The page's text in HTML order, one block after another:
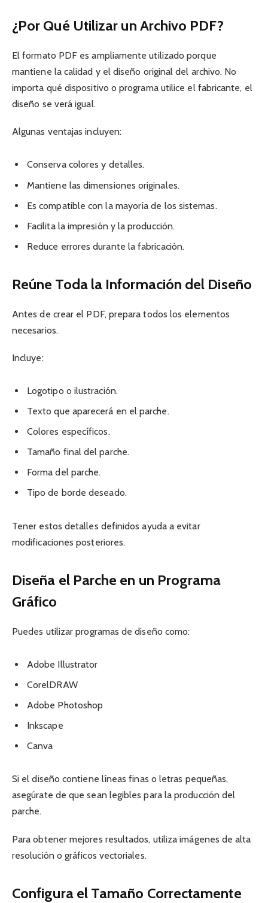
¿Por Qué Utilizar un Archivo PDF?
El formato PDF es ampliamente utilizado porque
mantiene la calidad y el diseño original del archivo. No
importa qué dispositivo o programa utilice el fabricante, el
diseño se verá igual.
Algunas ventajas incluyen:
Conserva colores y detalles.
Mantiene las dimensiones originales.
Es compatible con la mayoría de los sistemas.
Facilita la impresión y la producción.
Reduce errores durante la fabricación.
Reúne Toda la Información del Diseño
Antes de crear el PDF, prepara todos los elementos
necesarios.
Incluye:
Logotipo o ilustración.
Texto que aparecerá en el parche.
Colores específicos.
Tamaño final del parche.
Forma del parche.
Tipo de borde deseado.
Tener estos detalles definidos ayuda a evitar
modificaciones posteriores.
Diseña el Parche en un Programa
Gráfico
Puedes utilizar programas de diseño como:
Adobe Illustrator
CorelDRAW
Adobe Photoshop
Inkscape
Canva
Si el diseño contiene líneas finas o letras pequeñas,
asegúrate de que sean legibles para la producción del
parche.
Para obtener mejores resultados, utiliza imágenes de alta
resolución o gráficos vectoriales.
Configura el Tamaño Correctamente